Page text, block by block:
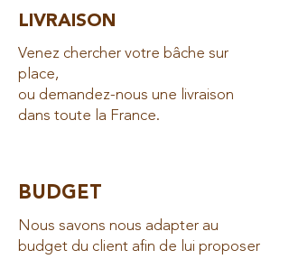
LIVRAISON
Venez chercher votre bâche sur
place,
ou demandez-nous une livraison
dans toute la France.
BUDGET
Nous savons nous adapter au
budget du client afin de lui proposer